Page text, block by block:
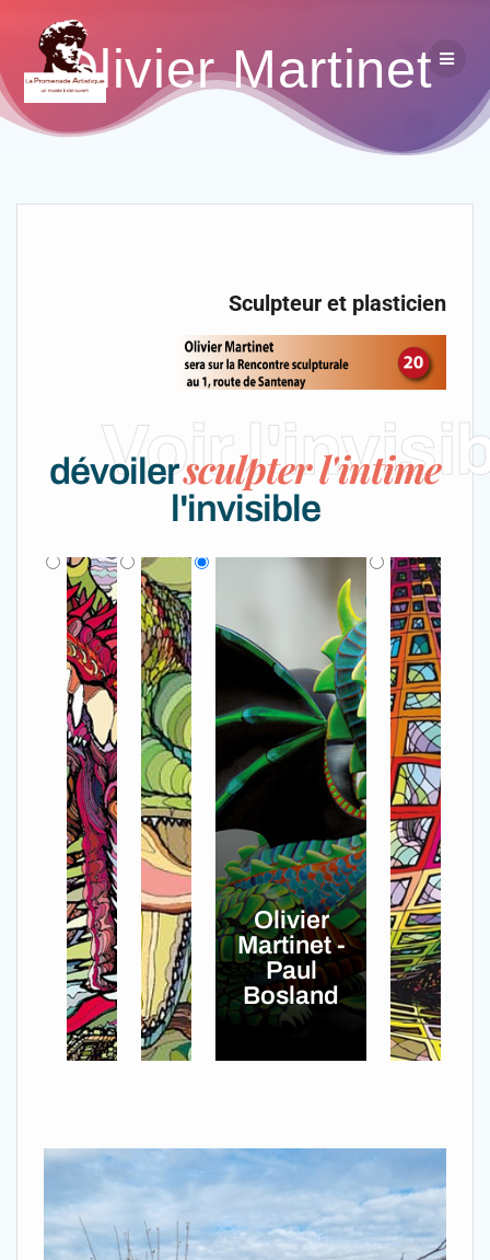
Olivier Martinet
Sculpteur et plasticien
Voir
dévoilersculpter l'intime
l'invisible
Olivier
Martinet -
Paul
Bosland